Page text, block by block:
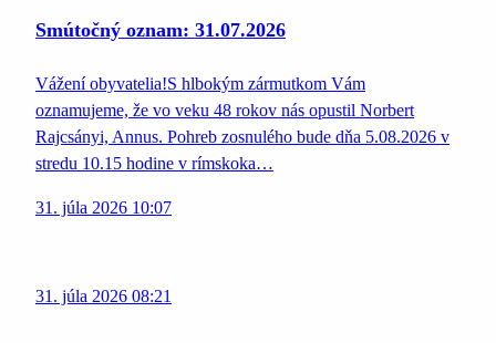
Smútočný oznam: 31.07.2026
Vážení obyvatelia!S hlbokým zármutkom Vám
oznamujeme, že vo veku 48 rokov nás opustil Norbert
Rajcsányi, Annus. Pohreb zosnulého bude dňa 5.08.2026 v
stredu 10.15 hodine v rímskoka…
31. júla 2026 10:07
31. júla 2026 08:21